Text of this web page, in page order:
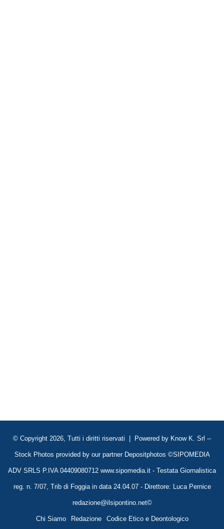
© Copyright 2026, Tutti i diritti riservati | Powered by Know K. Srl --
Stock Photos provided by our partner Depositphotos ©SIPOMEDIA
ADV SRLS P.IVA 04409080712 www.sipomedia.it - Testata Giornalistica
reg. n. 7/07, Trib di Foggia in data 24.04.07 - Direttore: Luca Pernice
redazione@ilsipontino.net©
Chi Siamo Redazione Codice Etico e Deontologico